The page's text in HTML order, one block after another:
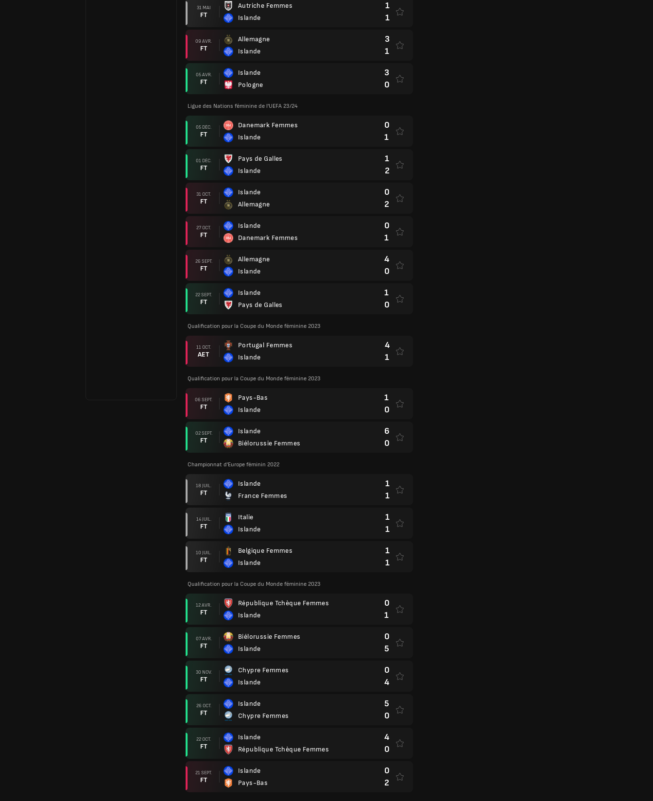
31 MAI
FT
Autriche Femmes
Islande
1
1
09 AVR.
FT
Allemagne
Islande
3
1
05 AVR.
FT
Islande
Pologne
3
0
Ligue des Nations féminine de l'UEFA 23/24
05 DÉC.
FT
Danemark Femmes
Islande
0
1
01 DÉC.
FT
Pays de Galles
Islande
1
2
31 OCT.
FT
Islande
Allemagne
0
2
27 OCT.
FT
Islande
Danemark Femmes
0
1
26 SEPT.
FT
Allemagne
Islande
4
0
22 SEPT.
FT
Islande
Pays de Galles
1
0
Qualification pour la Coupe du Monde féminine 2023
11 OCT.
AET
Portugal Femmes
Islande
4
1
Qualification pour la Coupe du Monde féminine 2023
06 SEPT.
FT
Pays-Bas
Islande
1
0
02 SEPT.
FT
Islande
Biélorussie Femmes
6
0
Championnat d'Europe féminin 2022
18 JUIL.
FT
Islande
France Femmes
1
1
14 JUIL.
FT
Italie
Islande
1
1
10 JUIL.
FT
Belgique Femmes
Islande
1
1
Qualification pour la Coupe du Monde féminine 2023
12 AVR.
FT
République Tchèque Femmes
Islande
0
1
07 AVR.
FT
Biélorussie Femmes
Islande
0
5
30 NOV.
FT
Chypre Femmes
Islande
0
4
26 OCT.
FT
Islande
Chypre Femmes
5
0
22 OCT.
FT
Islande
République Tchèque Femmes
4
0
21 SEPT.
FT
Islande
Pays-Bas
0
2